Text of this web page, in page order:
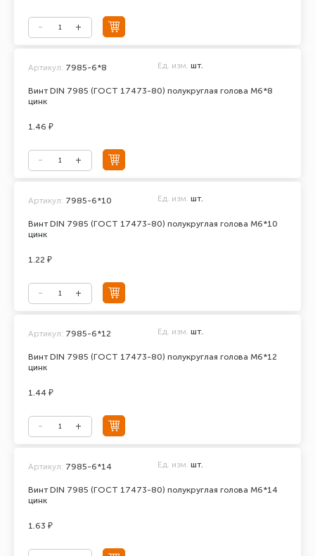
Винт DIN 7985 (ГОСТ 17473-80) полукруглая голова М6*8
цинк
Артикул: 7985-6*8 Ед. изм. шт.
1.46 ₽
Винт DIN 7985 (ГОСТ 17473-80) полукруглая голова М6*10
цинк
Артикул: 7985-6*10 Ед. изм. шт.
1.22 ₽
Винт DIN 7985 (ГОСТ 17473-80) полукруглая голова М6*12
цинк
Артикул: 7985-6*12 Ед. изм. шт.
1.44 ₽
Винт DIN 7985 (ГОСТ 17473-80) полукруглая голова М6*14
цинк
Артикул: 7985-6*14 Ед. изм. шт.
1.63 ₽